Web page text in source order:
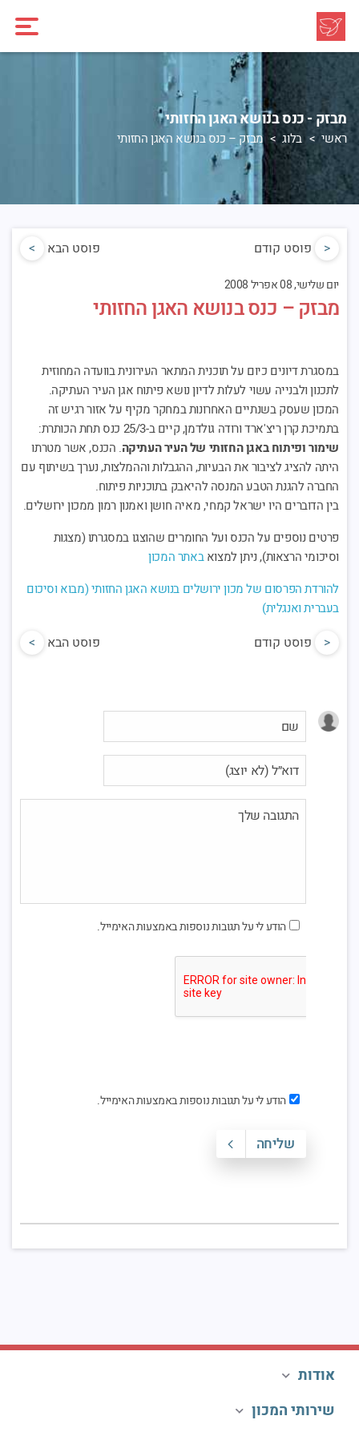
מבזק - כנס בנושא האגן החזותי
ראשי בלוג מבזק – כנס בנושא האגן החזותי
< פוסט קודם פוסט הבא >
יום שלישי, 08 אפריל 2008
מבזק – כנס בנושא האגן החזותי
במסגרת דיונים כיום על תוכנית המתאר העירונית בוועדה המחוזית
לתכנון ולבנייה עשוי לעלות לדיון נושא פיתוח אגן העיר העתיקה.
המכון שעסק בשנתיים האחרונות במחקר מקיף על אזור רגיש זה
בתמיכת קרן ריצ'ארד ורודה גולדמן, קיים ב-25/3 כנס תחת הכותרת:
שימור ופיתוח באגן החזותי של העיר העתיקה. הכנס, אשר מטרתו
היתה להציג לציבור את הבעיות, ההגבלות וההמלצות, נערך בשיתוף עם
החברה להגנת הטבע המנסה להיאבק בתוכניות פיתוח.
בין הדוברים היו ישראל קמחי, מאיה חושן ואמנון רמון ממכון ירושלים.
פרטים נוספים על הכנס ועל החומרים שהוצגו במסגרתו (מצגות
וסיכומי הרצאות), ניתן למצואבאתר המכון
להורדת הפרסום של מכון ירושלים בנושא האגן החזותי (מבוא וסיכום
בעברית ואנגלית)
< פוסט קודם פוסט הבא >
הודע לי על תגובות נוספות באמצעות האימייל.
הודע לי על תגובות נוספות באמצעות האימייל.
שליחה
אודות
שירותי המכון